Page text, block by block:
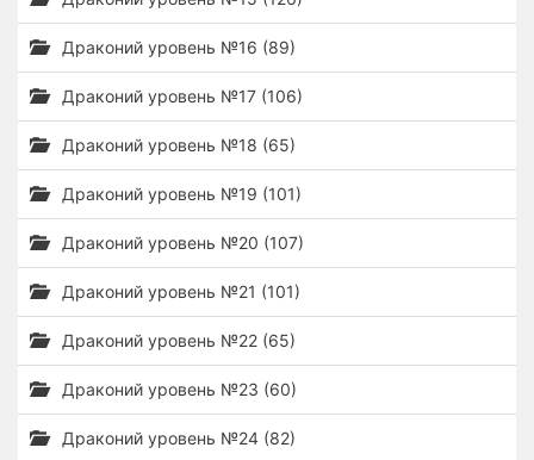
Драконий уровень №16 (89)
Драконий уровень №17 (106)
Драконий уровень №18 (65)
Драконий уровень №19 (101)
Драконий уровень №20 (107)
Драконий уровень №21 (101)
Драконий уровень №22 (65)
Драконий уровень №23 (60)
Драконий уровень №24 (82)